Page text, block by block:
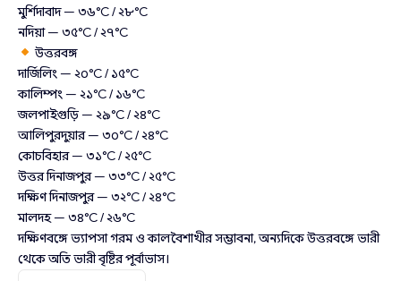
মুর্শিদাবাদ — ৩৬°C / ২৮°C
নদিয়া — ৩৫°C / ২৭°C
উত্তরবঙ্গ
দার্জিলিং — ২০°C / ১৫°C
কালিম্পং — ২১°C / ১৬°C
জলপাইগুড়ি — ২৯°C / ২৪°C
আলিপুরদুয়ার — ৩০°C / ২৪°C
কোচবিহার — ৩১°C / ২৫°C
উত্তর দিনাজপুর — ৩৩°C / ২৫°C
দক্ষিণ দিনাজপুর — ৩২°C / ২৪°C
মালদহ — ৩৪°C / ২৬°C
দক্ষিণবঙ্গে ভ্যাপসা গরম ও কালবৈশাখীর সম্ভাবনা, অন্যদিকে উত্তরবঙ্গে ভারী
থেকে অতি ভারী বৃষ্টির পূর্বাভাস।